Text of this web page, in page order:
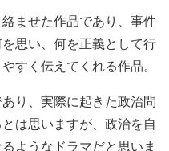
ませた作品であり、事件
思い、何を正義として行
すく伝えてくれる作品。
り、実際に起きた政治問
は思いますが、政治を自
ようなドラマだと思いま